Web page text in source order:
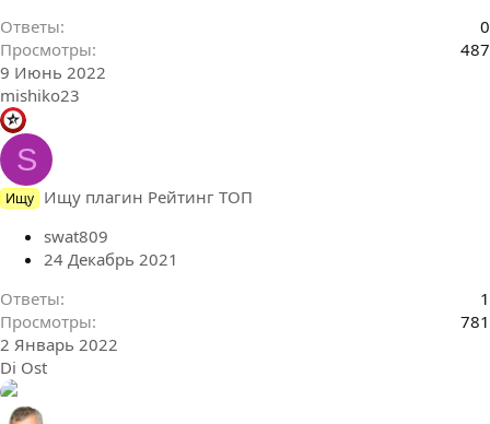
Ответы
0
Просмотры
487
9 Июнь 2022
mishiko23
S
Ищу Ищу плагин Рейтинг ТОП
swat809
24 Декабрь 2021
Ответы
1
Просмотры
781
2 Январь 2022
Di Ost